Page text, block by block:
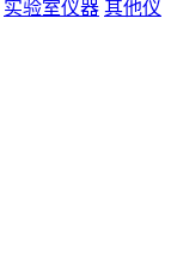
实验室仪器 其他仪